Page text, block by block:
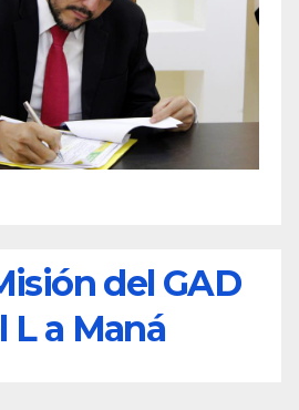
del GAD
L a Maná